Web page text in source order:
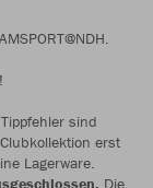
sind
erst
Lagerware.
Die